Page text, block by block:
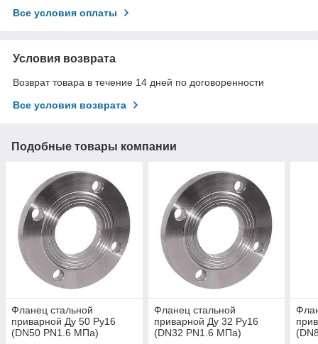
Все условия оплаты
Условия возврата
Возврат товара в течение 14 дней по договоренности
Все условия возврата
Подобные товары компании
Фланец стальной
приварной Ду 50 Ру16
(DN50 PN1.6 МПа)
Фланец стальной
приварной Ду 32 Ру16
(DN32 PN1.6 МПа)